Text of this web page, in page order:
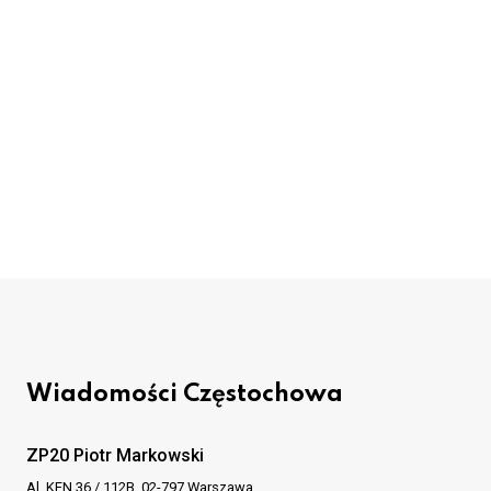
Wiadomości Częstochowa
ZP20 Piotr Markowski
Al. KEN 36 / 112B, 02-797 Warszawa